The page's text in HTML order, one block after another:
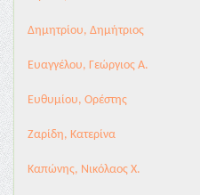
Δημητρίου, Δημήτριος
Ευαγγέλου, Γεώργιος Α.
Ευθυμίου, Ορέστης
Ζαρίδη, Κατερίνα
Καπώνης, Νικόλαος Χ.